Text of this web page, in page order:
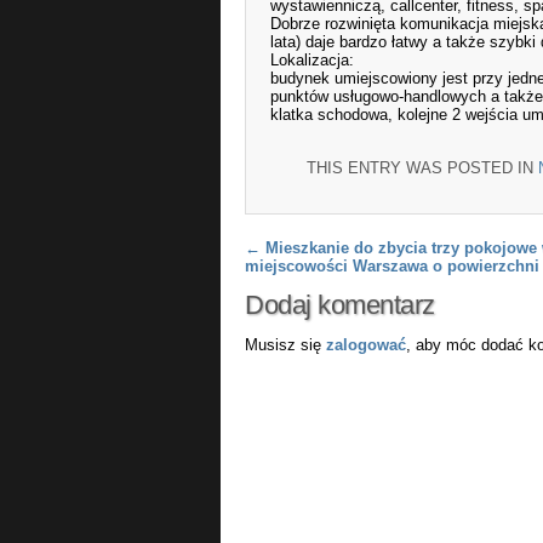
wystawienniczą, callcenter, fitness,
Dobrze rozwinięta komunikacja
lata) daje bardzo łatwy a także
Lokalizacja:
budynek umiejscowiony jest przy
punktów usługowo-handlowych a
klatka schodowa, kolejne 2 wejścia
THIS ENTRY WAS POSTED IN
Post navigation
← Mieszkanie do zbycia trzy pokojowe
miejscowości Warszawa o powierzchni
Dodaj komentarz
Musisz się zalogować, aby móc dodać